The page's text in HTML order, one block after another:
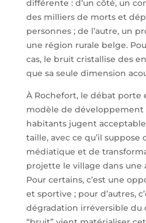
différente : d’un côté, un
des milliers de morts et
personnes ; de l’autre, un
une région rurale belge.
cas, le bruit cristallise des
que sa seule dimension
À Rochefort, le débat porte
modèle de
habitants jugent
taille, avec ce qu’il
médiatique et de
projette le village dans une
Pour certains, c’est une
et sportive ; pour d’autres,
dégradation irréversible du